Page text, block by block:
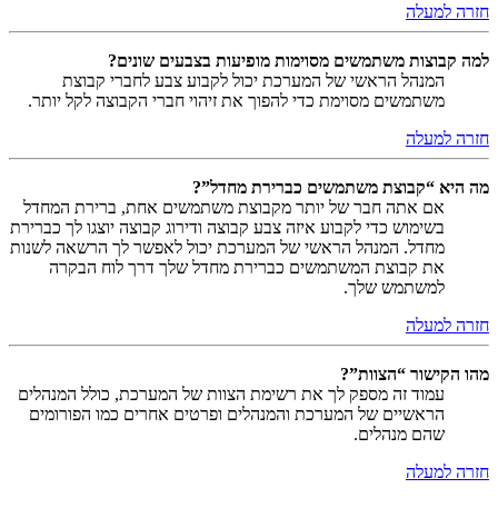
חזרה למעלה
למה קבוצות משתמשים מסוימות מופיעות בצבעים שונים?
המנהל הראשי של המערכת יכול לקבוע צבע לחברי קבוצת
משתמשים מסוימת כדי להפוך את זיהוי חברי הקבוצה לקל יותר.
חזרה למעלה
מה היא “קבוצת משתמשים כברירת מחדל”?
אם אתה חבר של יותר מקבוצת משתמשים אחת, ברירת המחדל
בשימוש כדי לקבוע איזה צבע קבוצה ודירוג קבוצה יוצגו לך כברירת
מחדל. המנהל הראשי של המערכת יכול לאפשר לך הרשאה לשנות
את קבוצת המשתמשים כברירת מחדל שלך דרך לוח הבקרה
למשתמש שלך.
חזרה למעלה
מהו הקישור “הצוות”?
עמוד זה מספק לך את רשימת הצוות של המערכת, כולל המנהלים
הראשיים של המערכת והמנהלים ופרטים אחרים כמו הפורומים
שהם מנהלים.
חזרה למעלה